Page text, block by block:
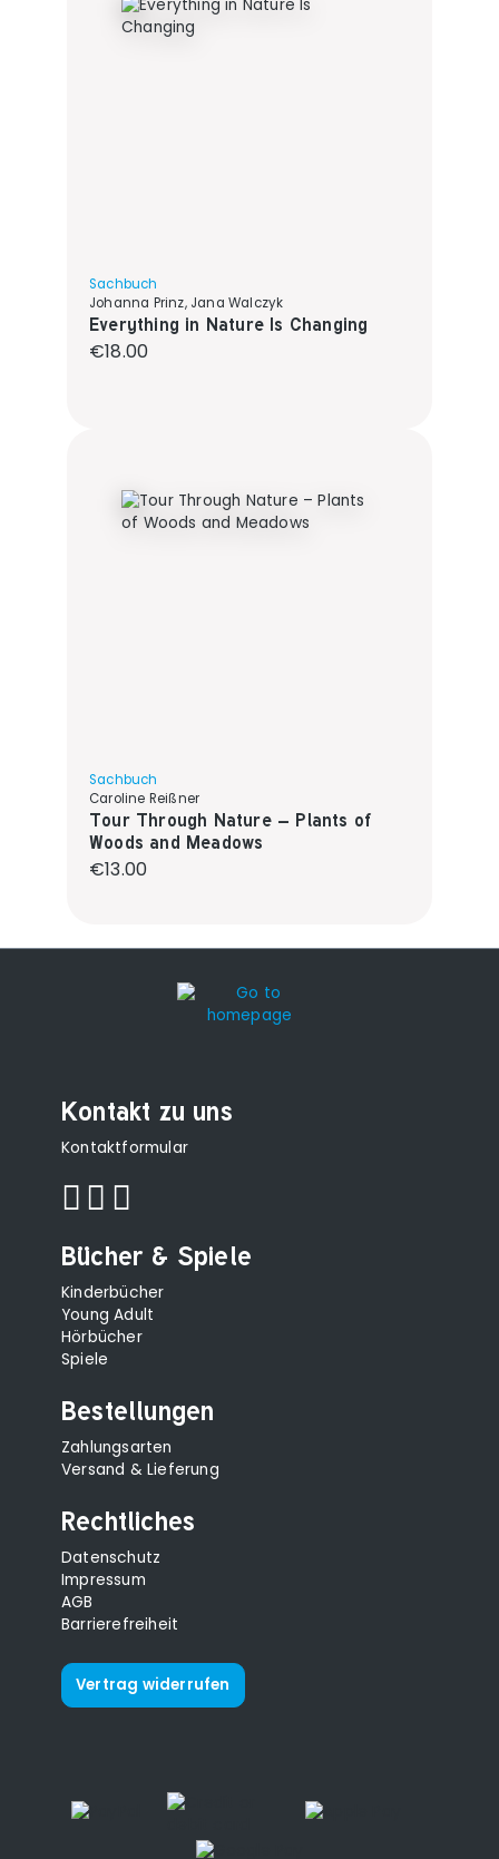
Sachbuch
Johanna Prinz, Jana Walczyk
Everything in Nature Is Changing
Regular price:
€18.00
Sachbuch
Caroline Reißner
Tour Through Nature – Plants of
Woods and Meadows
Regular price:
€13.00
Kontakt zu uns
Kontaktformular
Bücher & Spiele
Kinderbücher
Young Adult
Hörbücher
Spiele
Bestellungen
Zahlungsarten
Versand & Lieferung
Rechtliches
Datenschutz
Impressum
AGB
Barrierefreiheit
Vertrag widerrufen